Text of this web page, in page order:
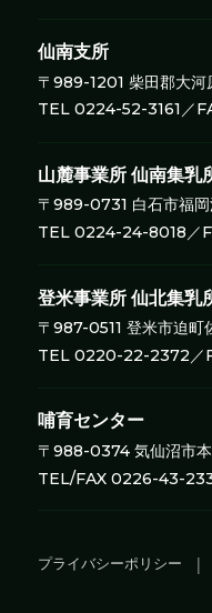
仙南支所
〒989-1201 柴田郡大河
TEL 0224-52-3161／
山麓事業所仙南集乳
〒989-0731 白石市福岡
TEL 0224-24-8018／
登米事業所仙北集乳
〒987-0511 登米市迫町
TEL 0220-22-2372／
哺育センター
〒988-0374 気仙沼市
TEL/FAX 0226-43-
プライバシーポリシー